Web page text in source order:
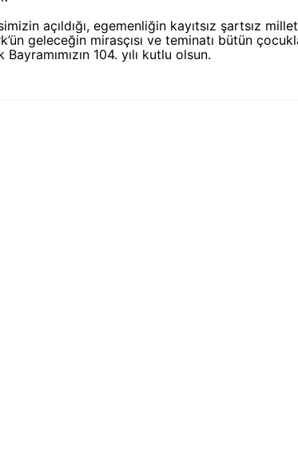
açıldığı, egemenliğin kayıtsız şartsız
geleceğin mirasçısı ve teminatı bütün
104. yılı kutlu olsun.